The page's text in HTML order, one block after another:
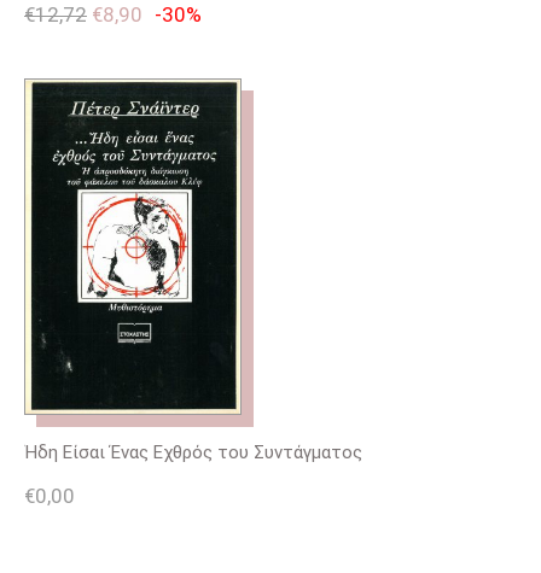
€12,72 €8,90 -30%
Ήδη Είσαι Ένας Εχθρός του Συντάγματος
€0,00